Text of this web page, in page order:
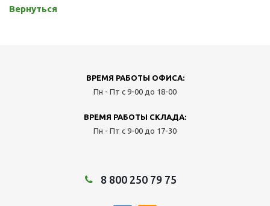
Вернуться
ВРЕМЯ РАБОТЫ ОФИСА:
Пн - Пт с 9-00 до 18-00
ВРЕМЯ РАБОТЫ СКЛАДА:
Пн - Пт с 9-00 до 17-30
8 800 250 79 75